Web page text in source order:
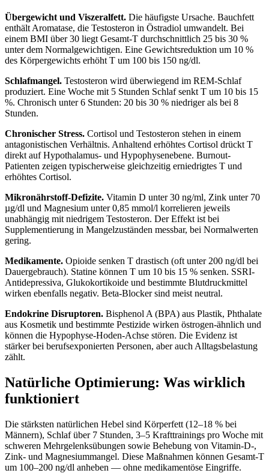
Übergewicht und Viszeralfett. Die häufigste Ursache. Bauchfett
enthält Aromatase, die Testosteron in Östradiol umwandelt. Bei
einem BMI über 30 liegt Gesamt-T durchschnittlich 25 bis 30 %
unter dem Normalgewichtigen. Eine Gewichtsreduktion um 10 %
des Körpergewichts erhöht T um 100 bis 150 ng/dl.
Schlafmangel. Testosteron wird überwiegend im REM-Schlaf
produziert. Eine Woche mit 5 Stunden Schlaf senkt T um 10 bis 15
%. Chronisch unter 6 Stunden: 20 bis 30 % niedriger als bei 8
Stunden.
Chronischer Stress. Cortisol und Testosteron stehen in einem
antagonistischen Verhältnis. Anhaltend erhöhtes Cortisol drückt T
direkt auf Hypothalamus- und Hypophysenebene. Burnout-
Patienten zeigen typischerweise gleichzeitig erniedrigtes T und
erhöhtes Cortisol.
Mikronährstoff-Defizite. Vitamin D unter 30 ng/ml, Zink unter 70
µg/dl und Magnesium unter 0,85 mmol/l korrelieren jeweils
unabhängig mit niedrigem Testosteron. Der Effekt ist bei
Supplementierung in Mangelzuständen messbar, bei Normalwerten
gering.
Medikamente. Opioide senken T drastisch (oft unter 200 ng/dl bei
Dauergebrauch). Statine können T um 10 bis 15 % senken. SSRI-
Antidepressiva, Glukokortikoide und bestimmte Blutdruckmittel
wirken ebenfalls negativ. Beta-Blocker sind meist neutral.
Endokrine Disruptoren. Bisphenol A (BPA) aus Plastik, Phthalate
aus Kosmetik und bestimmte Pestizide wirken östrogen-ähnlich und
können die Hypophyse-Hoden-Achse stören. Die Evidenz ist
stärker bei berufsexponierten Personen, aber auch Alltagsbelastung
zählt.
Natürliche Optimierung: Was wirklich
funktioniert
Die stärksten natürlichen Hebel sind Körperfett (12–18 % bei
Männern), Schlaf über 7 Stunden, 3–5 Krafttrainings pro Woche mit
schweren Mehrgelenksübungen sowie Behebung von Vitamin-D-,
Zink- und Magnesiummangel. Diese Maßnahmen können Gesamt-T
um 100–200 ng/dl anheben — ohne medikamentöse Eingriffe.